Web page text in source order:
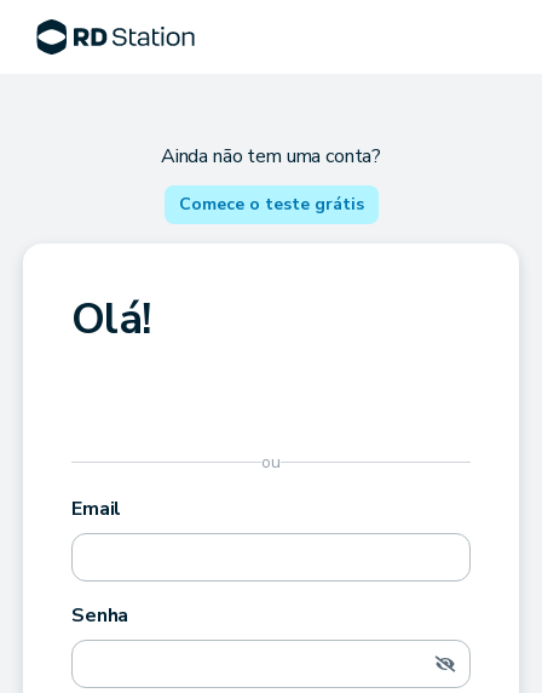
Ainda não tem uma conta?
Comece o teste grátis
Olá!
ou
Email
Senha